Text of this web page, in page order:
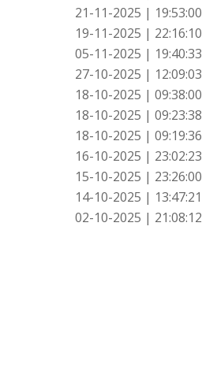
21-11-2025 | 19:53:00
19-11-2025 | 22:16:10
05-11-2025 | 19:40:33
27-10-2025 | 12:09:03
18-10-2025 | 09:38:00
18-10-2025 | 09:23:38
18-10-2025 | 09:19:36
16-10-2025 | 23:02:23
15-10-2025 | 23:26:00
14-10-2025 | 13:47:21
02-10-2025 | 21:08:12